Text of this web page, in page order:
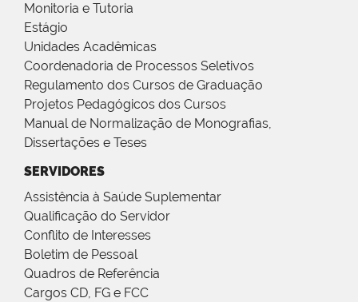
Monitoria e Tutoria
Estágio
Unidades Acadêmicas
Coordenadoria de Processos Seletivos
Regulamento dos Cursos de Graduação
Projetos Pedagógicos dos Cursos
Manual de Normalização de Monografias,
Dissertações e Teses
SERVIDORES
Assistência à Saúde Suplementar
Qualificação do Servidor
Conflito de Interesses
Boletim de Pessoal
Quadros de Referência
Cargos CD, FG e FCC